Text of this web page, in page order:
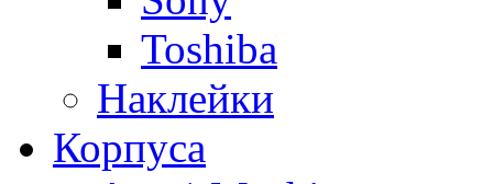
Toshiba
Наклейки
Корпуса